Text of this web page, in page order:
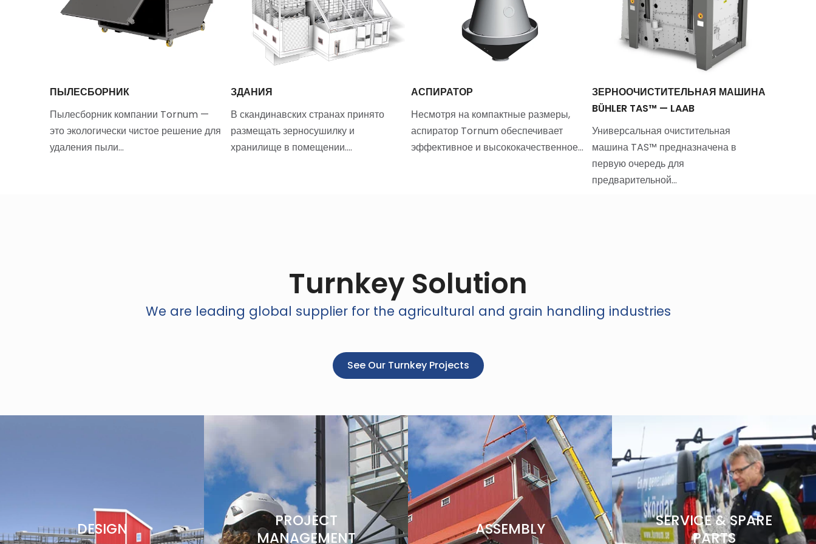
ПЫЛЕСБОРНИК
Пылесборник компании Tornum —
это экологически чистое решение для
удаления пыли…
ЗДАНИЯ
В скандинавских странах принято
размещать зерносушилку и
хранилище в помещении.…
АСПИРАТОР
Несмотря на компактные размеры,
аспиратор Tornum обеспечивает
эффективное и высококачественное…
ЗЕРНООЧИСТИТЕЛЬНАЯ МАШИНА
BÜHLER TAS™ — LAAB
Универсальная очистительная
машина TAS™ предназначена в
первую очередь для
предварительной…
Turnkey Solution
We are leading global supplier for the agricultural and grain handling industries
See Our Turnkey Projects
DESIGN
PROJECT
MANAGEMENT
ASSEMBLY
SERVICE & SPARE
PARTS